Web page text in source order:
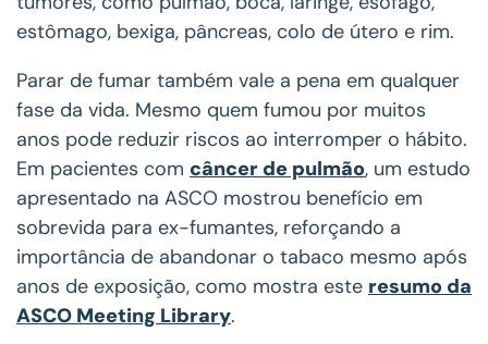
estômago, bexiga, pâncreas, colo de útero e rim.
Parar de fumar também vale a pena em qualquer
fase da vida. Mesmo quem fumou por muitos
anos pode reduzir riscos ao interromper o hábito.
Em pacientes com câncer de pulmão, um estudo
apresentado na ASCO mostrou benefício em
sobrevida para ex-fumantes, reforçando a
importância de abandonar o tabaco mesmo após
anos de exposição, como mostra este resumo da
ASCO Meeting Library.